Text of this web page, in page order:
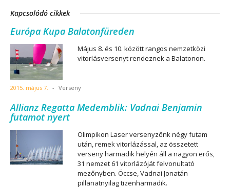
Kapcsolódó cikkek
Európa Kupa Balatonfüreden
Május 8. és 10. között rangos nemzetközi
vitorlásversenyt rendeznek a Balatonon.
2015. május 7. - Verseny
Allianz Regatta Medemblik: Vadnai Benjamin
futamot nyert
Olimpikon Laser versenyzőnk négy futam
után, remek vitorlázással, az összetett
verseny harmadik helyén áll a nagyon erős,
31 nemzet 61 vitorlázóját felvonultató
mezőnyben. Öccse, Vadnai Jonatán
pillanatnyilag tizenharmadik.